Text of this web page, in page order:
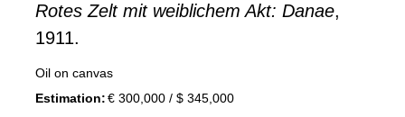
Rotes Zelt mit weiblichem Akt: Danae,
1911.
Oil on canvas
Estimation:€ 300,000 / $ 345,000